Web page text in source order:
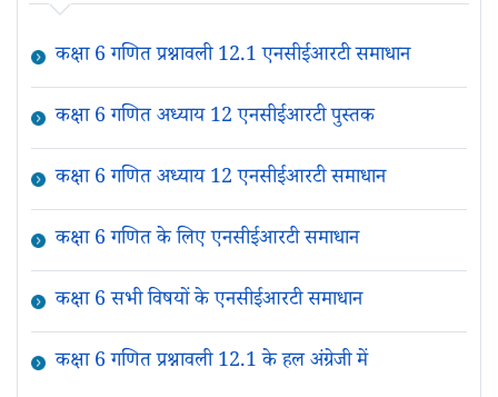
कक्षा 6 गणित प्रश्नावली 12.1 एनसीईआरटी समाधान
कक्षा 6 गणित अध्याय 12 एनसीईआरटी पुस्तक
कक्षा 6 गणित अध्याय 12 एनसीईआरटी समाधान
कक्षा 6 गणित के लिए एनसीईआरटी समाधान
कक्षा 6 सभी विषयों के एनसीईआरटी समाधान
कक्षा 6 गणित प्रश्नावली 12.1 के हल अंग्रेजी में